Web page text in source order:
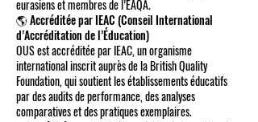
eurasiens et membres de l’EAQA.
🌎 Accréditée par IEAC (Conseil International
d’Accréditation de l’Éducation)
OUS est accréditée par IEAC, un organisme
international inscrit auprès de la British Quality
Foundation, qui soutient les établissements éducatifs
par des audits de performance, des analyses
comparatives et des pratiques exemplaires.